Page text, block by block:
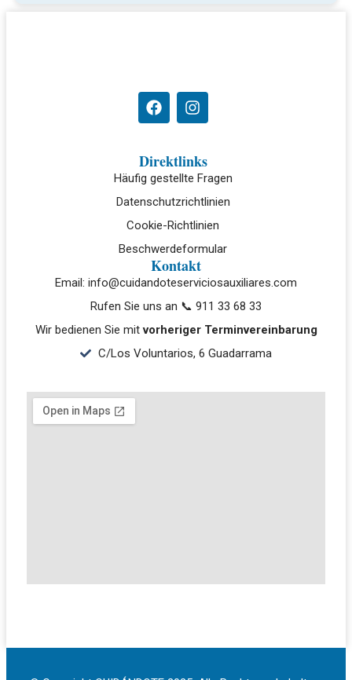
Direktlinks
Häufig gestellte Fragen
Datenschutzrichtlinien
Cookie-Richtlinien
Beschwerdeformular
Kontakt
Email: info@cuidandoteserviciosauxiliares.com
Rufen Sie uns an 📞 911 33 68 33
Wir bedienen Sie mitvorheriger Terminvereinbarung
C/Los Voluntarios, 6 Guadarrama